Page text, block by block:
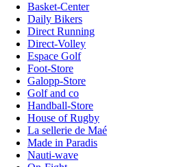
Basket-Center
Daily Bikers
Direct Running
Direct-Volley
Espace Golf
Foot-Store
Galopp-Store
Golf and co
Handball-Store
House of Rugby
La sellerie de Maé
Made in Paradis
Nauti-wave